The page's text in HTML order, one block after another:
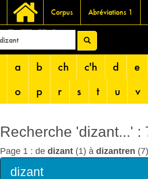
Corpus Abréviations 1
DEVRI
a b ch c'h d
e
o
p r s t u v
Recherche 'dizant...' :
Page 1 : de dizant (1) à dizantren
dizant